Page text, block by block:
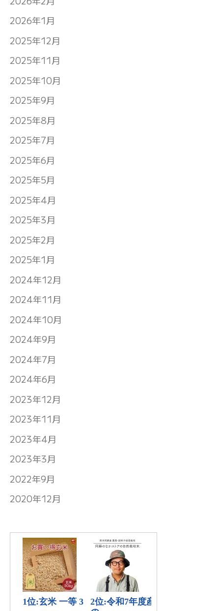
2026年1月
2025年12月
2025年11月
2025年10月
2025年9月
2025年8月
2025年7月
2025年6月
2025年5月
2025年4月
2025年3月
2025年2月
2025年1月
2024年12月
2024年11月
2024年10月
2024年9月
2024年7月
2024年6月
2023年12月
2023年11月
2023年4月
2023年3月
2022年9月
2020年12月